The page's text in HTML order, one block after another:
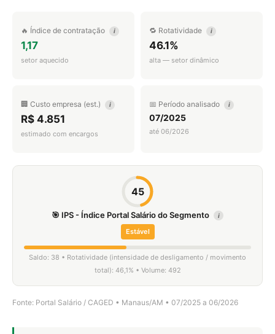
🔥 Índice de contratação i
1,17
setor aquecido
🔁 Rotatividade i
46.1%
alta — setor dinâmico
🏢 Custo empresa (est.) i
R$ 4.851
estimado com encargos
📅 Período analisado i
07/2025
até 06/2026
45
🎯 IPS - Índice Portal Salário do Segmento i
Estável
Saldo: 38 • Rotatividade (intensidade de desligamento / movimento
total): 46,1% • Volume: 492
Fonte: Portal Salário / CAGED • Manaus/AM • 07/2025 a 06/2026